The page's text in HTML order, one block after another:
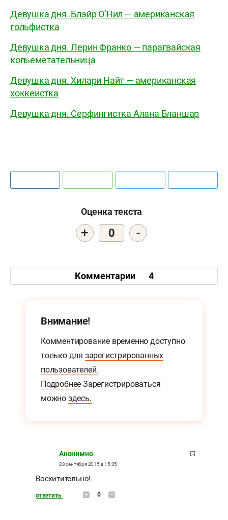
Девушка дня. Блэйр О’Нил — американская
гольфистка
Девушка дня. Лерин Франко — парагвайская
копьеметательница
Девушка дня. Хилари Найт — американская
хоккеистка
Девушка дня. Серфингистка Алана Бланшар
Оценка текста
+ 0 -
Комментарии 4
Внимание!
Комментирование временно доступно
только для зарегистрированных
пользователей.
Подробнее Зарегистрироваться
можно здесь.
Анонимно
28 сентября 2015 в 15:35
Восхитительно!
ответить 0